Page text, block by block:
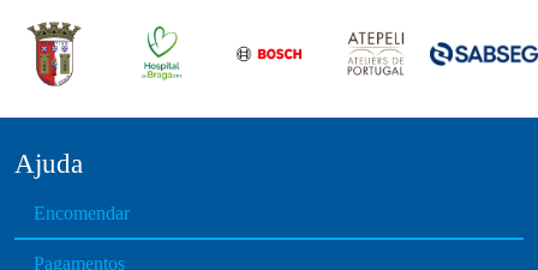
Ajuda
Encomendar
Pagamentos